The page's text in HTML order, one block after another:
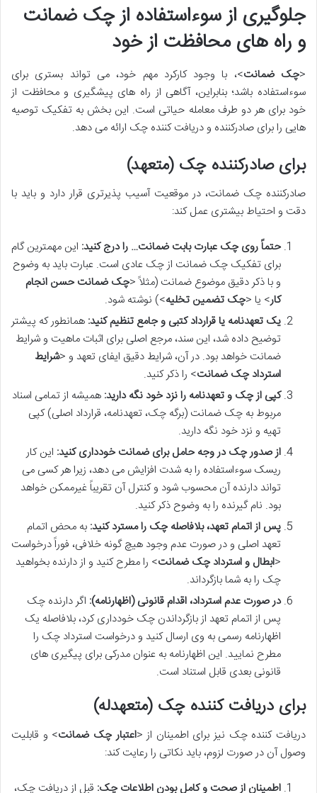
جلوگیری از سوءاستفاده از چک ضمانت
و راه های محافظت از خود
<چک ضمانت>، با وجود کارکرد مهم خود، می تواند بستری برای
سوءاستفاده باشد؛ بنابراین، آگاهی از راه های پیشگیری و محافظت از
خود برای هر دو طرف معامله حیاتی است. این بخش به تفکیک توصیه
هایی را برای صادرکننده و دریافت کننده چک ارائه می دهد.
برای صادرکننده چک (متعهد)
صادرکننده چک ضمانت، در موقعیت آسیب پذیرتری قرار دارد و باید با
دقت و احتیاط بیشتری عمل کند:
حتماً روی چک عبارت بابت ضمانت… را درج کنید: این مهمترین گام
برای تفکیک چک ضمانت از چک عادی است. عبارت باید به وضوح
و با ذکر دقیق موضوع ضمانت (مثلاً <چک ضمانت حسن انجام
کار> یا <چک تضمین تخلیه>) نوشته شود.
یک تعهدنامه یا قرارداد کتبی و جامع تنظیم کنید: همانطور که پیشتر
توضیح داده شد، این سند، مرجع اصلی برای اثبات ماهیت و شرایط
ضمانت خواهد بود. در آن، شرایط دقیق ایفای تعهد و <شرایط
استرداد چک ضمانت> را ذکر کنید.
کپی از چک و تعهدنامه را نزد خود نگه دارید: همیشه از تمامی اسناد
مربوط به چک ضمانت (برگه چک، تعهدنامه، قرارداد اصلی) کپی
تهیه و نزد خود نگه دارید.
از صدور چک در وجه حامل برای ضمانت خودداری کنید: این کار
ریسک سوءاستفاده را به شدت افزایش می دهد، زیرا هر کسی می
تواند دارنده آن محسوب شود و کنترل آن تقریباً غیرممکن خواهد
بود. نام گیرنده را به وضوح ذکر کنید.
پس از اتمام تعهد، بلافاصله چک را مسترد کنید: به محض اتمام
تعهد اصلی و در صورت عدم وجود هیچ گونه خلافی، فوراً درخواست
<ابطال و استرداد چک ضمانت> را مطرح کنید و از دارنده بخواهید
چک را به شما بازگرداند.
در صورت عدم استرداد، اقدام قانونی (اظهارنامه): اگر دارنده چک
پس از اتمام تعهد از بازگرداندن چک خودداری کرد، بلافاصله یک
اظهارنامه رسمی به وی ارسال کنید و درخواست استرداد چک را
مطرح نمایید. این اظهارنامه به عنوان مدرکی برای پیگیری های
قانونی بعدی قابل استناد است.
برای دریافت کننده چک (متعهدله)
دریافت کننده چک نیز برای اطمینان از <اعتبار چک ضمانت> و قابلیت
وصول آن در صورت لزوم، باید نکاتی را رعایت کند:
اطمینان از صحت و کامل بودن اطلاعات چک: قبل از دریافت چک،